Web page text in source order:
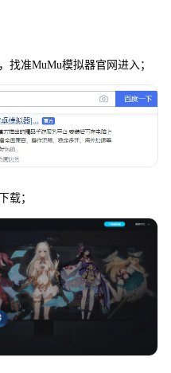
准MuMu模拟器官网进入；
载；